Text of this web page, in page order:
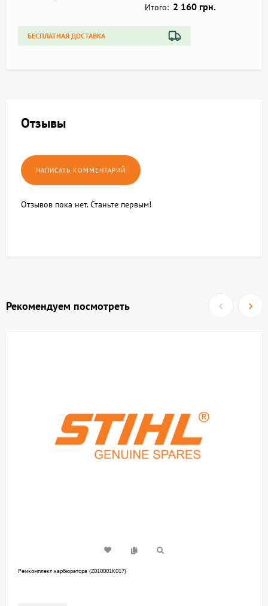
Итого: 2 160 грн.
БЕСПЛАТНАЯ ДОСТАВКА
Отзывы
Отзывов пока нет. Станьте первым!
Рекомендуем посмотреть
Ремкомплект карбюратора (Z010001K017)